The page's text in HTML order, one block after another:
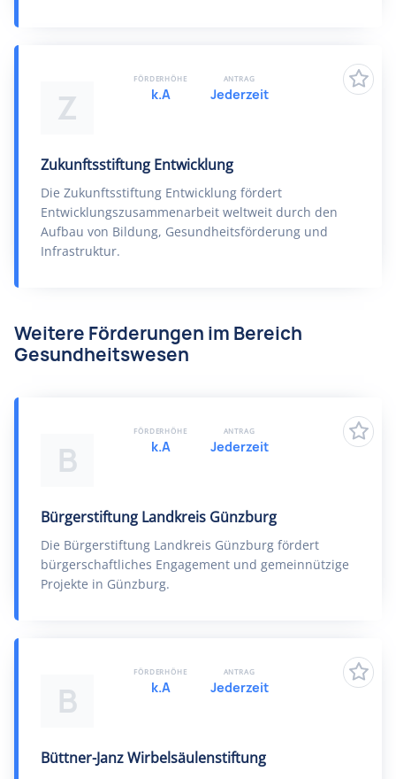
Z
Zukunftsstiftung Entwicklung
Die Zukunftsstiftung Entwicklung fördert
Entwicklungszusammenarbeit weltweit durch den
Aufbau von Bildung, Gesundheitsförderung und
Infrastruktur.
FÖRDERHÖHE
k.A
ANTRAG
Jederzeit
Weitere Förderungen im Bereich
Gesundheitswesen
B
Bürgerstiftung Landkreis Günzburg
Die Bürgerstiftung Landkreis Günzburg fördert
bürgerschaftliches Engagement und gemeinnützige
Projekte in Günzburg.
FÖRDERHÖHE
k.A
ANTRAG
Jederzeit
B
Büttner-Janz Wirbelsäulenstiftung
FÖRDERHÖHE
k.A
ANTRAG
Jederzeit